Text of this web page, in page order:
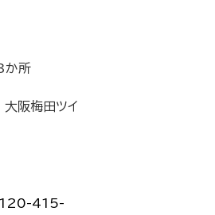
か所
阪梅田ツイ
0120-415-